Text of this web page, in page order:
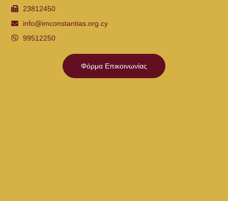
23812450
info@imconstantias.org.cy
99512250
Φόρμα Επικοινωνίας